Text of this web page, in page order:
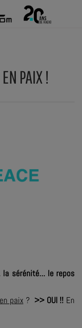
PAIX !
sérénité... le repos
en paix? >> OUI !! En